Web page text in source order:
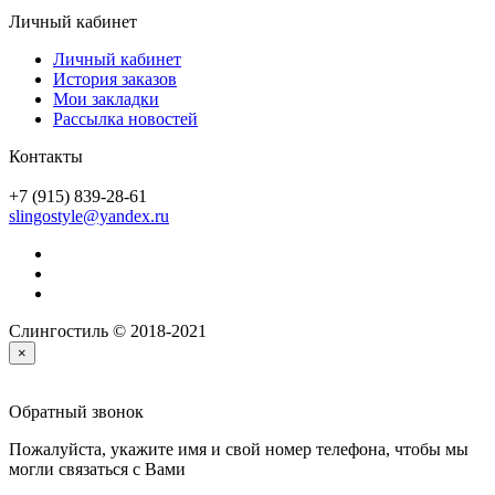
Личный кабинет
Личный кабинет
История заказов
Мои закладки
Рассылка новостей
Контакты
+7 (915) 839-28-61
slingostyle@yandex.ru
Слингостиль © 2018-2021
×
Обратный звонок
Пожалуйста, укажите имя и свой номер телефона, чтобы мы
могли связаться с Вами